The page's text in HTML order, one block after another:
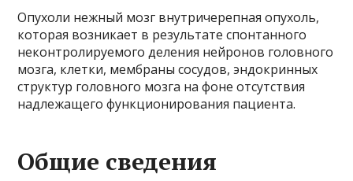
Опухоли нежный мозг внутричерепная опухоль,
которая возникает в результате спонтанного
неконтролируемого деления нейронов головного
мозга, клетки, мембраны сосудов, эндокринных
структур головного мозга на фоне отсутствия
надлежащего функционирования пациента.
Общие сведения